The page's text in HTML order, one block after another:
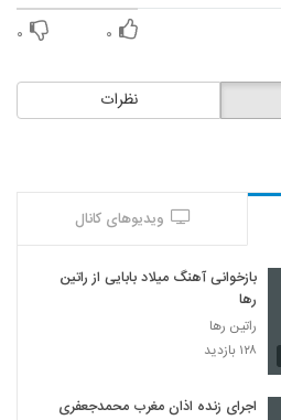
۰ ۰
نظرات
ویدیوهای کانال
بازخوانی آهنگ میلاد بابایی از راتین
رها
راتین رها
۱۲۸ بازدید
اجرای زنده اذان مغرب محمدجعفری